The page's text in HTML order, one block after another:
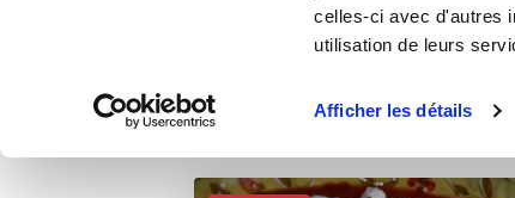
celles-ci avec d'autres
utilisation de leurs
Afficher les détails